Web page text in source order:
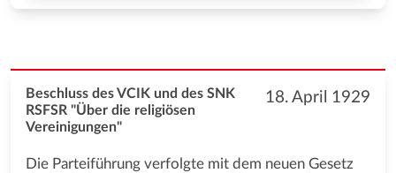
18. April 1929
Beschluss des VCIK und des SNK
RSFSR "Über die religiösen
Vereinigungen"
Die Parteiführung verfolgte mit dem neuen Gesetz